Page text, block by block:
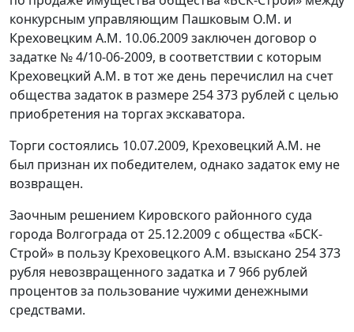
конкурсным управляющим Пашковым О.М. и
Креховецким А.М. 10.06.2009 заключен договор о
задатке № 4/10-06-2009, в соответствии с которым
Креховецкий А.М. в тот же день перечислил на счет
общества задаток в размере 254 373 рублей с целью
приобретения на торгах экскаватора.
Торги состоялись 10.07.2009, Креховецкий А.М. не
был признан их победителем, однако задаток ему не
возвращен.
Заочным решением Кировского районного суда
города Волгограда от 25.12.2009 с общества «БСК-
Строй» в пользу Креховецкого А.М. взыскано 254 373
рубля невозвращенного задатка и 7 966 рублей
процентов за пользование чужими денежными
средствами.